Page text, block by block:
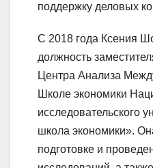
поддержку деловых
С 2018 года Ксения
должность
Центра Анализа
Школе экономики
исследовательского
школа экономики».
подготовке и